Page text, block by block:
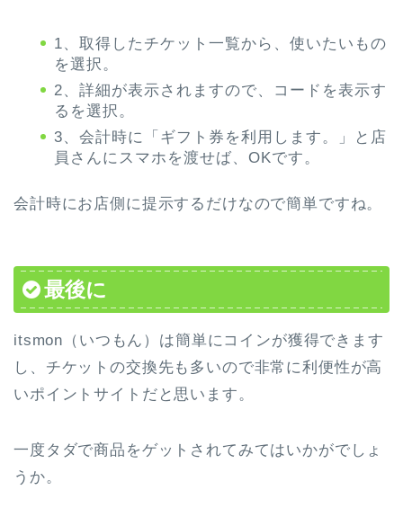
1、取得したチケット一覧から、使いたいもの
を選択。
2、詳細が表示されますので、コードを表示す
るを選択。
3、会計時に「ギフト券を利用します。」と店
員さんにスマホを渡せば、OKです。
会計時にお店側に提示するだけなので簡単ですね。
最後に
itsmon（いつもん）は簡単にコインが獲得できます
し、チケットの交換先も多いので非常に利便性が高
いポイントサイトだと思います。
一度タダで商品をゲットされてみてはいかがでしょ
うか。